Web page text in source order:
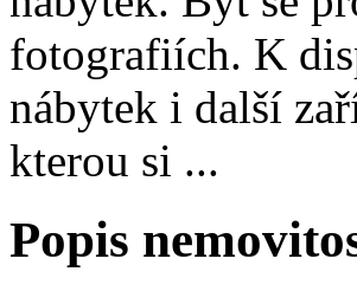
fotografiích. K
nábytek i další
kterou si ...
Popis